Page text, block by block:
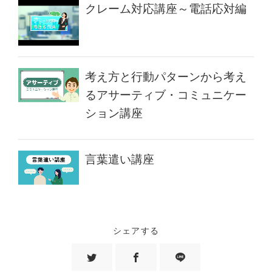
クレーム対応講座～電話応対編
考え方と行動パターンから考え
るアサーティブ・コミュニケー
ション講座
言葉遣い講座
シェアする